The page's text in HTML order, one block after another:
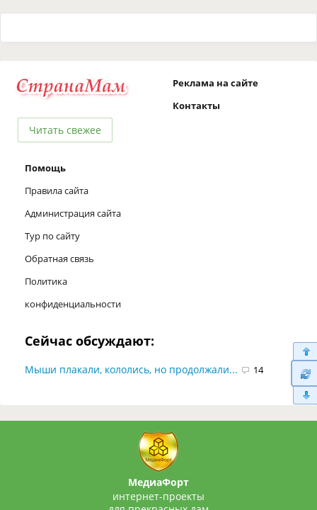
Читать свежее
Реклама на сайте
Контакты
Помощь
Правила сайта
Администрация сайта
Тур по сайту
Обратная связь
Политика
конфиденциальности
Сейчас обсуждают:
Мыши плакали, кололись, но продолжали... 14
МедиаФорт
интернет-проекты